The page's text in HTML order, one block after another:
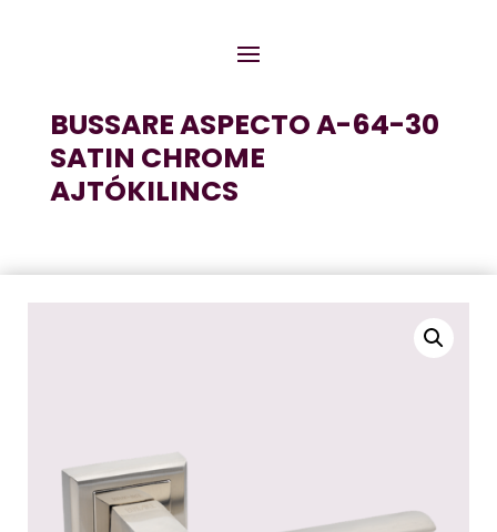
BUSSARE ASPECTO A-64-30
SATIN CHROME
AJTÓKILINCS